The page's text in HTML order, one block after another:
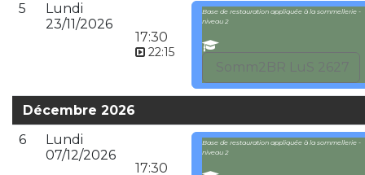
5
Lundi
23/11/2026
17:30
22:15
Base de restauration appliquée à la sommellerie -
niveau 2
Somm2BR LuS 2627
Décembre 2026
6
Lundi
07/12/2026
17:30
Base de restauration appliquée à la sommellerie -
niveau 2